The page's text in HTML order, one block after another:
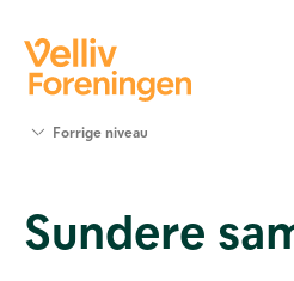
Værktøjer
og viden
Forrige niveau
Sundere